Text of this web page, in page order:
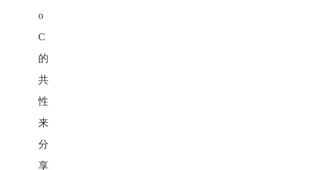
o
C
的
共
性
来
分
享